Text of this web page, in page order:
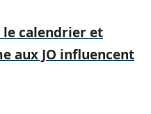
le calendrier et
aux JO influencent